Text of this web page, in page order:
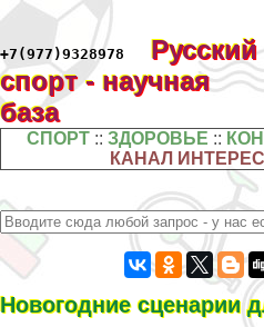
+7(977)9328978
Русский
спорт - научная
база
СПОРТ ::ЗДОРОВЬЕ ::
КАНАЛ
Новогодние сценарии